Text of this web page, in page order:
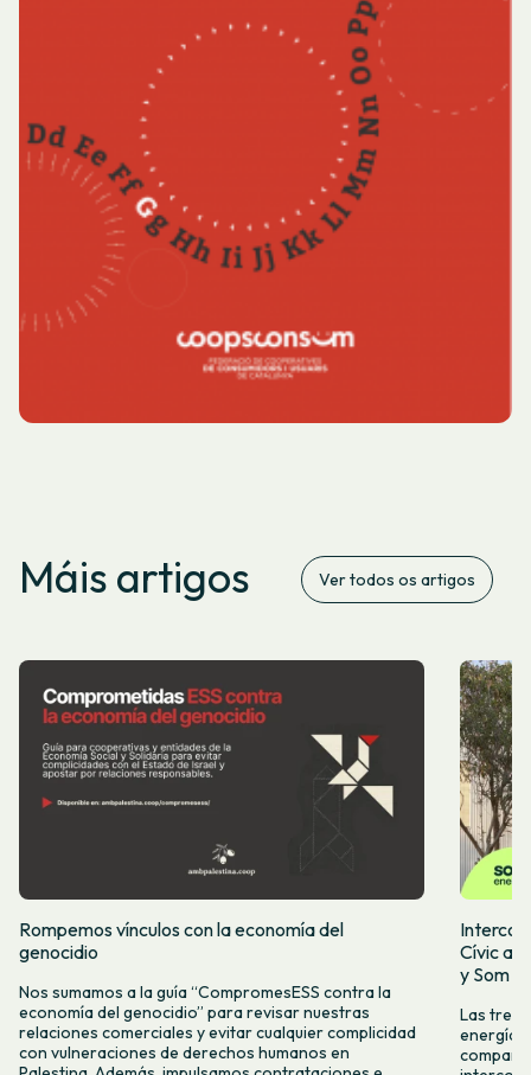
Máis artigos Ver todos os artigos
Rompemos vínculos con la economía del
genocidio
Nos sumamos a la guía “CompromesESS contra la
economía del genocidio” para revisar nuestras
relaciones comerciales y evitar cualquier complicidad
con vulneraciones de derechos humanos en
Cívic
y Som
Las tres
energía,